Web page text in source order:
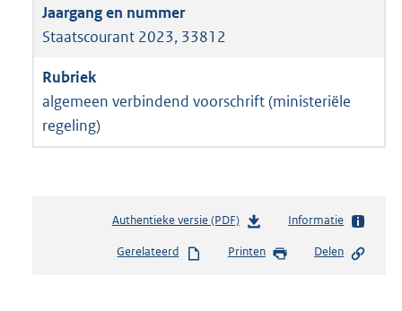
Staatscourant 2023, 33812
algemeen verbindend voorschrift (ministeriële
regeling)
Authentieke versie (PDF)b
s
Informatie
Gerelateerd Printen Delen